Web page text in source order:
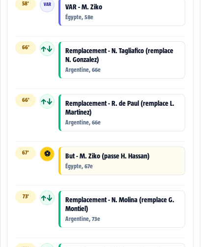
58' VAR VAR - M. Ziko
Égypte, 58e
66' ↑↓
Remplacement - N. Tagliafico (remplace
N. Gonzalez)
Argentine, 66e
66' ↑↓
Remplacement - R. de Paul (remplace L.
Martinez)
Argentine, 66e
67' ⚽ But - M. Ziko (passe H. Hassan)
Égypte, 67e
73' ↑↓
Remplacement - N. Molina (remplace G.
Montiel)
Argentine, 73e